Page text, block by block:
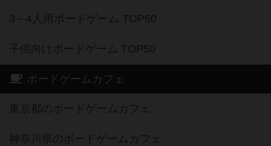
3～4人用ボードゲーム TOP50
子供向けボードゲーム TOP50
ボードゲームカフェ
東京都のボードゲームカフェ
神奈川県のボードゲームカフェ